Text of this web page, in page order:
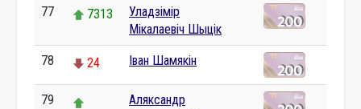
77 7313
Уладзімір
Мікалаевіч Шыцік
78 24 Іван Шамякін
79
Аляксандр